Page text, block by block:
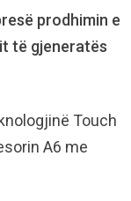
prodhimin e
të gjeneratës
Touch
A6 me